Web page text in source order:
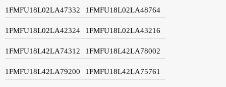
1FMFU18L02LA47332 1FMFU18L02LA48764
1FMFU18L02LA42324 1FMFU18L02LA43216
1FMFU18L42LA74312 1FMFU18L42LA78002
1FMFU18L42LA79200 1FMFU18L42LA75761